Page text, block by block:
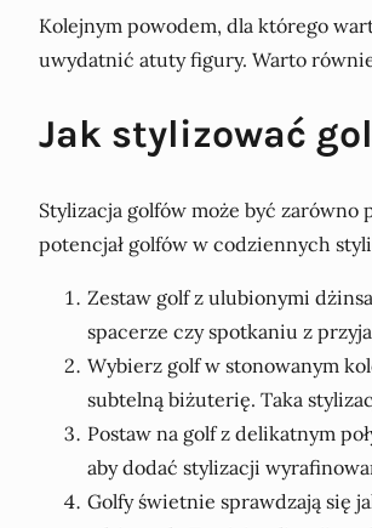
Kolejnym powodem, dla którego
uwydatnić atuty figury. Warto
Jak stylizować
Stylizacja golfów może być zarówno
potencjał golfów w codziennych
Zestaw golf z ulubionymi
spacerze czy spotkaniu z
Wybierz golf w stonowanym
subtelną biżuterię. Taka
Postaw na golf z delikatnym
aby dodać stylizacji
Golfy świetnie sprawdzają się